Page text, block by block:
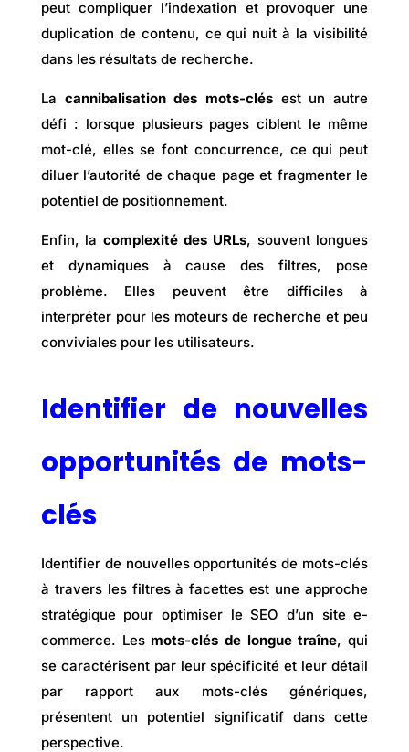
peut compliquer l’indexation et provoquer une
duplication de contenu, ce qui nuit à la visibilité
dans les résultats de recherche.
La cannibalisation des mots-clés est un autre
défi : lorsque plusieurs pages ciblent le même
mot-clé, elles se font concurrence, ce qui peut
diluer l’autorité de chaque page et fragmenter le
potentiel de positionnement.
Enfin, la complexité des URLs, souvent longues
et dynamiques à cause des filtres, pose
problème. Elles peuvent être difficiles à
interpréter pour les moteurs de recherche et peu
conviviales pour les utilisateurs.
Identifier de nouvelles
opportunités de mots-
clés
Identifier de nouvelles opportunités de mots-clés
à travers les filtres à facettes est une approche
stratégique pour optimiser le SEO d’un site e-
commerce. Les mots-clés de longue traîne, qui
se caractérisent par leur spécificité et leur détail
par rapport aux mots-clés génériques,
présentent un potentiel significatif dans cette
perspective.